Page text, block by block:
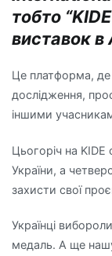
тобто
виставок в
Це платформа, де
дослідження,
іншими
Цьогоріч на KIDE
України, а
захисти свої
Українці
медаль. А ще